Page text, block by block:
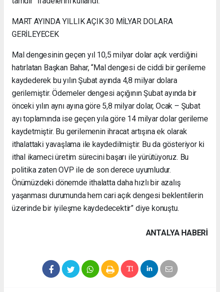
MART AYINDA YILLIK AÇIK 30 MİLYAR DOLARA
GERİLEYECEK
Mal dengesinin geçen yıl 10,5 milyar dolar açık verdiğini
hatırlatan Başkan Bahar, “Mal dengesi de ciddi bir gerileme
kaydederek bu yılın Şubat ayında 4,8 milyar dolara
gerilemiştir. Ödemeler dengesi açığının Şubat ayında bir
önceki yılın aynı ayına göre 5,8 milyar dolar, Ocak – Şubat
ayı toplamında ise geçen yıla göre 14 milyar dolar gerileme
kaydetmiştir. Bu gerilemenin ihracat artışına ek olarak
ithalattaki yavaşlama ile kaydedilmiştir. Bu da gösteriyor ki
ithal ikameci üretim sürecini başarı ile yürütüyoruz. Bu
politika zaten OVP ile de son derece uyumludur.
Önümüzdeki dönemde ithalatta daha hızlı bir azalış
yaşanması durumunda hem cari açık dengesi beklentilerin
üzerinde bir iyileşme kaydedecektir” diye konuştu.
ANTALYA HABERİ